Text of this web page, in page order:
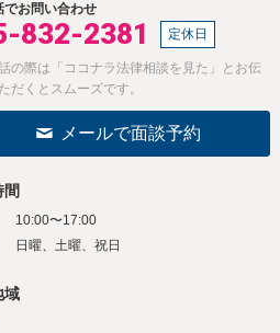
でお問い合わせ
832-2381 定休日
の際は「ココナラ法律相談を見た」とお伝
だくとスムーズです。
メールで面談予約
10:00〜17:00
日曜、土曜、祝日
域